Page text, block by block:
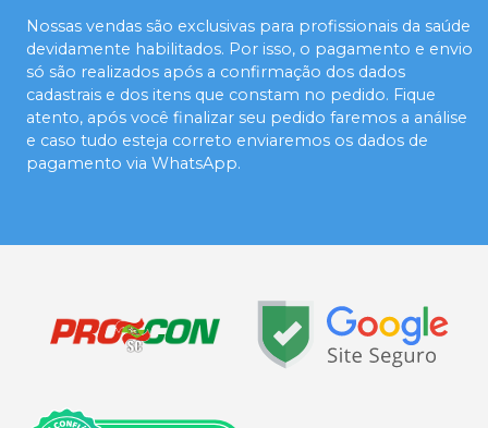
Nossas vendas são exclusivas para profissionais da saúde
devidamente habilitados. Por isso, o pagamento e envio
só são realizados após a confirmação dos dados
cadastrais e dos itens que constam no pedido. Fique
atento, após você finalizar seu pedido faremos a análise
e caso tudo esteja correto enviaremos os dados de
pagamento via WhatsApp.